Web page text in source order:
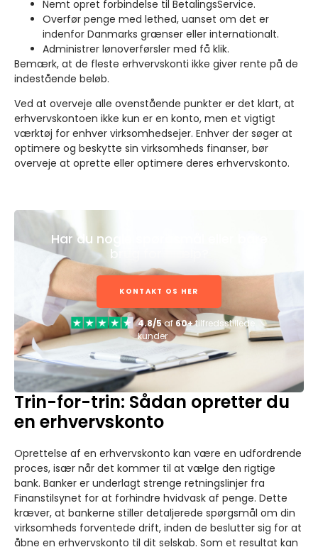
Nemt opret forbindelse til BetalingsService.
Overfør penge med lethed, uanset om det er
indenfor Danmarks grænser eller internationalt.
Administrer lønoverførsler med få klik.
Bemærk, at de fleste erhvervskonti ikke giver rente på de
indestående beløb.
Ved at overveje alle ovenstående punkter er det klart, at
erhvervskontoen ikke kun er en konto, men et vigtigt
værktøj for enhver virksomhedsejer. Enhver der søger at
optimere og beskytte sin virksomheds finanser, bør
overveje at oprette eller optimere deres erhvervskonto.
Har du nogle spørgsmål eller bare
brug for hjælp?
KONTAKT OS HER
4.8/5af60+tilfredsstillede
kunder
Trin-for-trin: Sådan opretter du
en erhvervskonto
Oprettelse af en erhvervskonto kan være en udfordrende
proces, især når det kommer til at vælge den rigtige
bank. Banker er underlagt strenge retningslinjer fra
Finanstilsynet for at forhindre hvidvask af penge. Dette
kræver, at bankerne stiller detaljerede spørgsmål om din
virksomheds forventede drift, inden de beslutter sig for at
åbne en erhvervskonto til dit selskab. Som et resultat kan